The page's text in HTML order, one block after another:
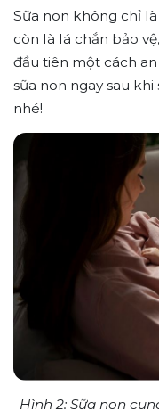
Sữa non không chỉ
còn là lá chắn bảo
đầu tiên một cách
sữa non ngay sau
nhé!
Hình 2: Sữa non